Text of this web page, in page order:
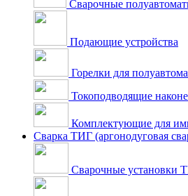
Сварочные
Подающие устройства
Горелки для
Токоподводящие
Комплектующие для
Сварка ТИГ (аргонодуговая
Сварочные установки